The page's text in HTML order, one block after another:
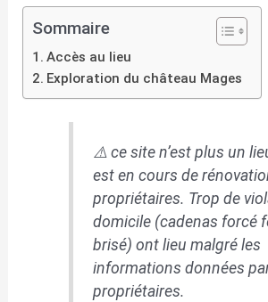
Sommaire
Accès au lieu
Exploration du château Mages
⚠️ ce site n’est plus un
est en cours de
propriétaires. Trop de
domicile (cadenas forcé
brisé) ont lieu malgré les
informations données
propriétaires.